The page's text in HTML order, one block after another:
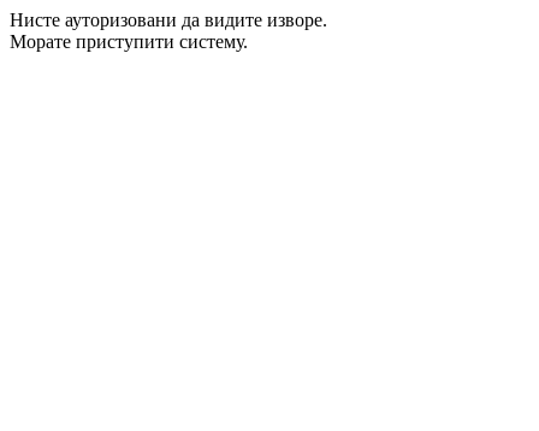
Нисте ауторизовани да видите изворе.
Морате приступити систему.